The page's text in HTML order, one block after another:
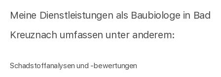
Meine Dienstleistungen als Baubiologe in Bad
Kreuznach umfassen unter anderem:
Schadstoffanalysen und -bewertungen